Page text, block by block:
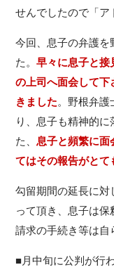
せんでしたので「ア
今回、息子の弁護を
た。早々に息子と接
の上司へ面会して下
きました。野根弁護
り、息子も精神的
た、息子と頻繁に面
てはその報告がとて
勾留期間の延長に対
って頂き、息子は
請求の手続き等は自
■月中旬に公判が行